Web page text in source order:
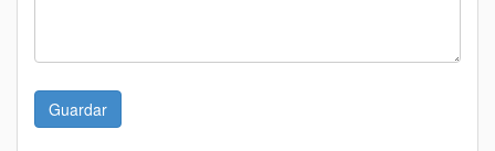
Guardar